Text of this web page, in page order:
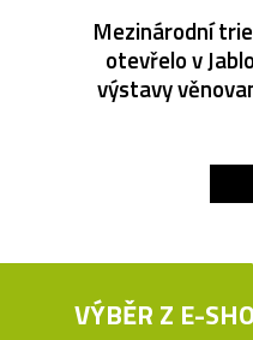
Mezinárodní
otevřelo v
výstavy
VÝBĚR Z E-